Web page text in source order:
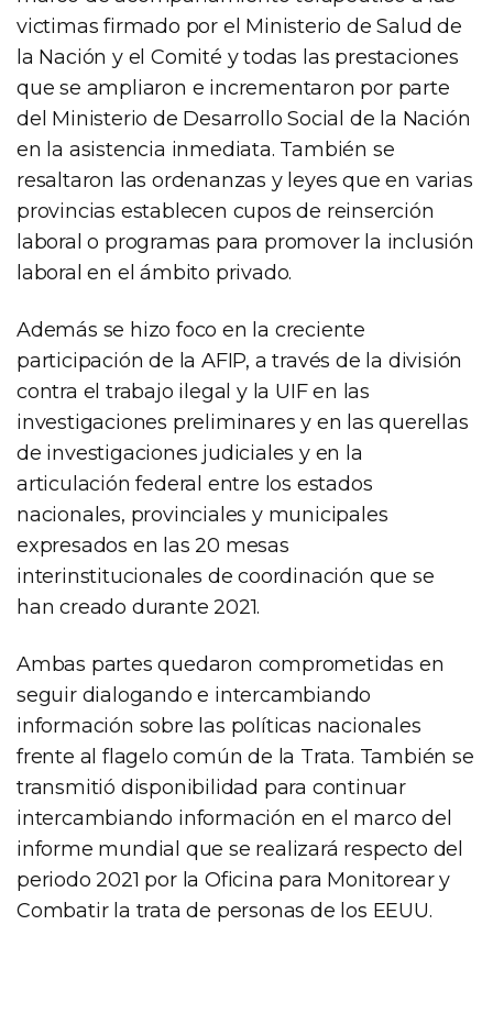
victimas firmado por el Ministerio de Salud de
la Nación y el Comité y todas las prestaciones
que se ampliaron e incrementaron por parte
del Ministerio de Desarrollo Social de la Nación
en la asistencia inmediata. También se
resaltaron las ordenanzas y leyes que en varias
provincias establecen cupos de reinserción
laboral o programas para promover la inclusión
laboral en el ámbito privado.
Además se hizo foco en la creciente
participación de la AFIP, a través de la división
contra el trabajo ilegal y la UIF en las
investigaciones preliminares y en las querellas
de investigaciones judiciales y en la
articulación federal entre los estados
nacionales, provinciales y municipales
expresados en las 20 mesas
interinstitucionales de coordinación que se
han creado durante 2021.
Ambas partes quedaron comprometidas en
seguir dialogando e intercambiando
información sobre las políticas nacionales
frente al flagelo común de la Trata. También se
transmitió disponibilidad para continuar
intercambiando información en el marco del
informe mundial que se realizará respecto del
periodo 2021 por la Oficina para Monitorear y
Combatir la trata de personas de los EEUU.